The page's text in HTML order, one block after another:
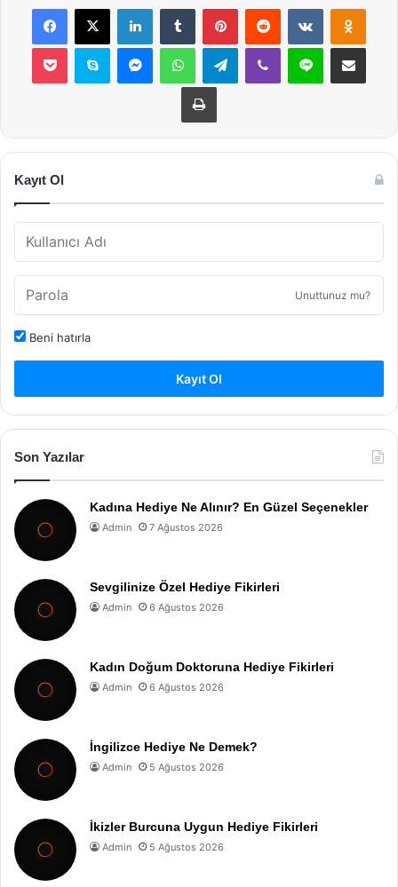
Facebook
X LinkedInTumblr PinterestReddit VKontakte
Pocket Skype MessengerWhatsAppTelegramViber Line E-Posta ile
Yazdır
Kayıt Ol
Unuttunuz mu?
Beni hatırla
Kayıt Ol
Son Yazılar
Kadına Hediye Ne Alınır? En Güzel Seçenekler
Admin 7 Ağustos 2026
Sevgilinize Özel Hediye Fikirleri
Admin 6 Ağustos 2026
Kadın Doğum Doktoruna Hediye Fikirleri
Admin 6 Ağustos 2026
İngilizce Hediye Ne Demek?
Admin 5 Ağustos 2026
İkizler Burcuna Uygun Hediye Fikirleri
Admin 5 Ağustos 2026